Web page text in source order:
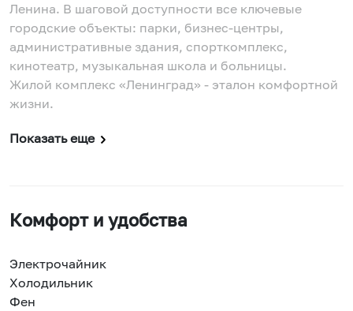
Ленина. В шаговой доступности все ключевые
городские объекты: парки, бизнес-центры,
административные здания, спорткомплекс,
кинотеатр, музыкальная школа и больницы.
Жилой комплекс «Ленинград» - эталон комфортной
жизни.
Показать еще
Комфорт и удобства
Электрочайник
Холодильник
Фен